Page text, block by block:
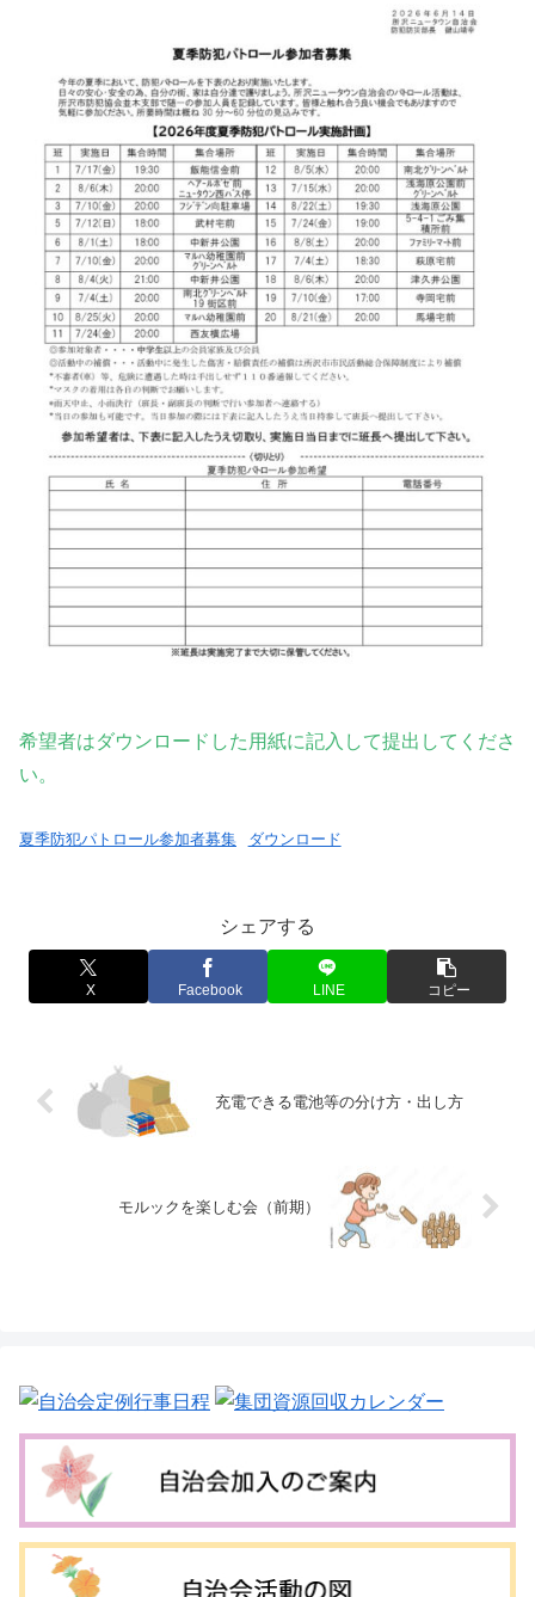
希望者はダウンロードした用紙に記入して提出してくださ
い。
夏季防犯パトロール参加者募集 ダウンロード
シェアする
X Facebook LINE コピー
充電できる電池等の分け方・出し方
モルックを楽しむ会（前期）